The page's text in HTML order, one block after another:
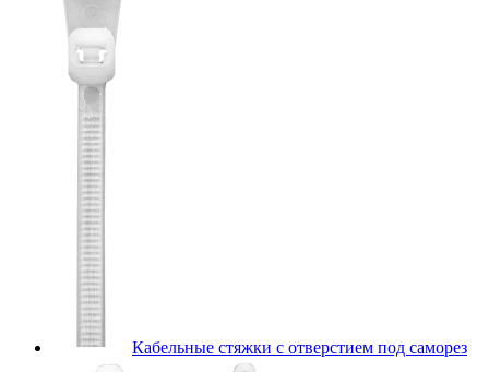
Кабельные стяжки с отверстием под саморез